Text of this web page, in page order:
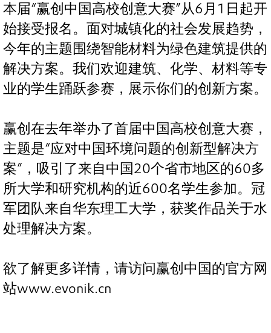
本届“赢创中国高校创意大赛”从6月1日起开
始接受报名。面对城镇化的社会发展趋势，
今年的主题围绕智能材料为绿色建筑提供的
解决方案。我们欢迎建筑、化学、材料等专
业的学生踊跃参赛，展示你们的创新方案。
赢创在去年举办了首届中国高校创意大赛，
主题是“应对中国环境问题的创新型解决方
案”，吸引了来自中国20个省市地区的60多
所大学和研究机构的近600名学生参加。冠
军团队来自华东理工大学，获奖作品关于水
处理解决方案。
欲了解更多详情，请访问赢创中国的官方网
站www.evonik.cn